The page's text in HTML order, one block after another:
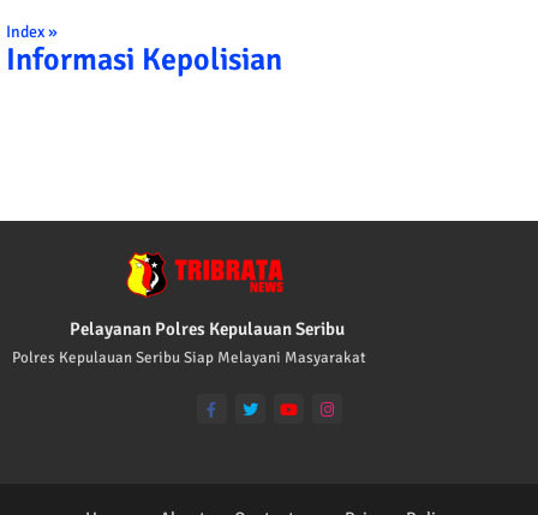
Index »
Informasi Kepolisian
Pelayanan Polres Kepulauan Seribu
Polres Kepulauan Seribu Siap Melayani Masyarakat